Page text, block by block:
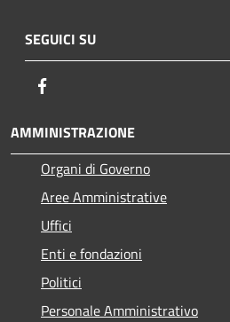
SEGUICI SU
AMMINISTRAZIONE
Organi di Governo
Aree Amministrative
Uffici
Enti e fondazioni
Politici
Personale Amministrativo